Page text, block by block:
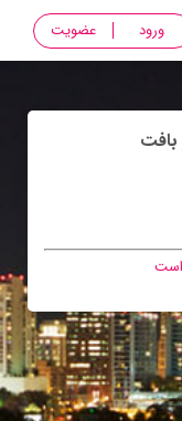
ورود عضویت
بافت
است